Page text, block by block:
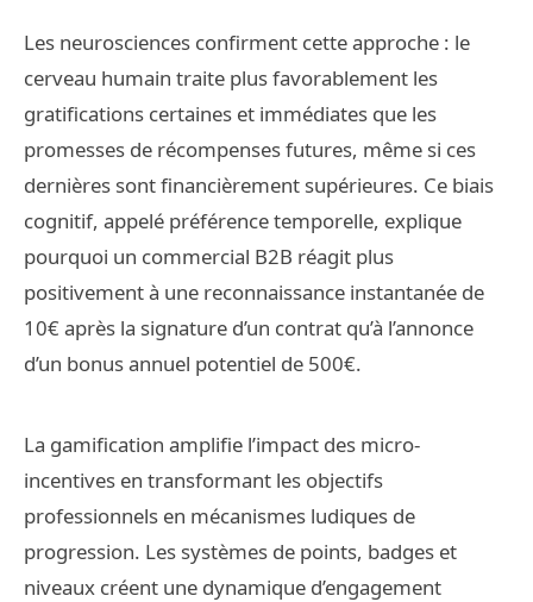
Les neurosciences confirment cette approche : le
cerveau humain traite plus favorablement les
gratifications certaines et immédiates que les
promesses de récompenses futures, même si ces
dernières sont financièrement supérieures. Ce biais
cognitif, appelé préférence temporelle, explique
pourquoi un commercial B2B réagit plus
positivement à une reconnaissance instantanée de
10€ après la signature d’un contrat qu’à l’annonce
d’un bonus annuel potentiel de 500€.
La gamification amplifie l’impact des micro-
incentives en transformant les objectifs
professionnels en mécanismes ludiques de
progression. Les systèmes de points, badges et
niveaux créent une dynamique d’engagement